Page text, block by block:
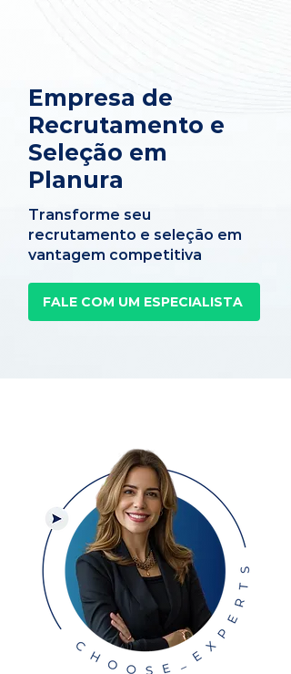
Empresa de
Recrutamento e
Seleção em
Planura
Transforme seu
recrutamento e seleção em
vantagem competitiva
FALE COM UM ESPECIALISTA